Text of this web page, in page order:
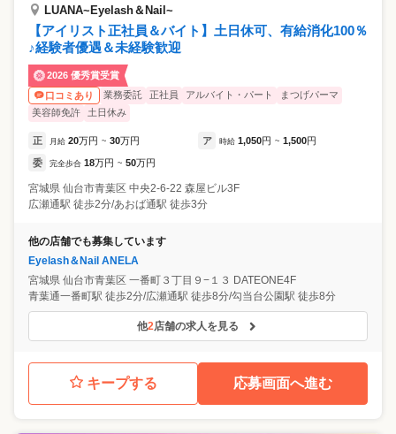
LUANA~Eyelash＆Nail~
【アイリスト正社員＆バイト】土日休可、有給消化100％
♪経験者優遇＆未経験歓迎
2026 優秀賞受賞
口コミあり
業務委託 正社員 アルバイト・パート
まつげパーマ
美容師免許
土日休み
正 月給 20万円 ~ 30万円 ア 時給 1,050円 ~ 1,500円
委 完全歩合 18万円 ~ 50万円
宮城県 仙台市青葉区 中央2-6-22 森屋ビル3F
広瀬通駅 徒歩2分/あおば通駅 徒歩3分
他の店舗でも募集しています
Eyelash＆Nail ANELA
宮城県 仙台市青葉区 一番町３丁目９−１３ DATEONE4F
青葉通一番町駅 徒歩2分/広瀬通駅 徒歩8分/勾当台公園駅 徒歩8分
他2店舗の求人を見る
キープする 応募画面へ進む